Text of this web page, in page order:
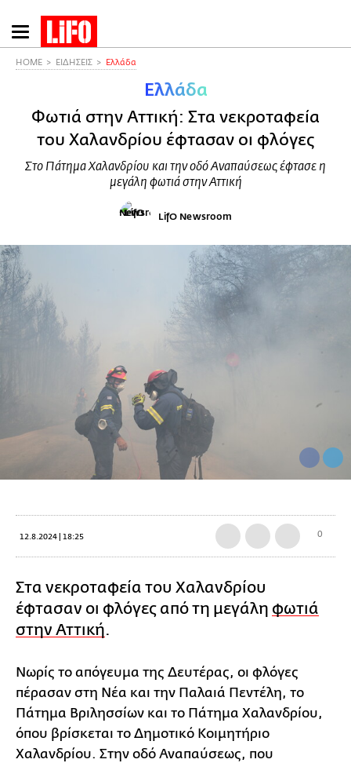
Παράκαμψη
προς
HOME ΕΙΔΗΣΕΙΣ Ελλάδα
Ελλάδα
Φωτιά στην Αττική: Στα νεκροταφεία
του Χαλανδρίου έφτασαν οι φλόγες
Στο Πάτημα Χαλανδρίου και την οδό Αναπαύσεως έφτασε η
μεγάλη φωτιά στην Αττική
LifO Newsroom
12.8.2024 | 18:25 0
Στα νεκροταφεία του Χαλανδρίου
έφτασαν οι φλόγες από τη μεγάλη φωτιά
στην Αττική.
Νωρίς το απόγευμα της Δευτέρας, οι φλόγες
πέρασαν στη Νέα και την Παλαιά Πεντέλη, το
Πάτημα Βριλησσίων και το Πάτημα Χαλανδρίου,
όπου βρίσκεται το Δημοτικό Κοιμητήριο
Χαλανδρίου. Στην οδό Αναπαύσεως, που